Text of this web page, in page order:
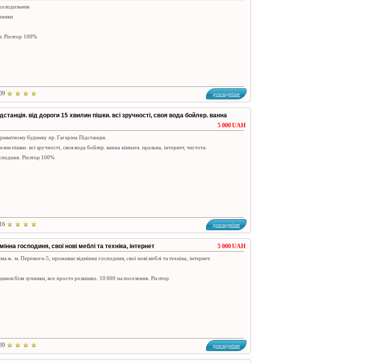
Ріелтор 100%
докладніше
від дороги 15 хвилин пішки. всі зручності, своя вода бойлер. ванна
5 000 UAH
будинку пр. Гагаріна Підстанція.
пішки. всі зручності, своя вода бойлер. ванна кімната. пральна, інтернет, чистота.
Ріелтор 100%
докладніше
господиня, свої нові меблі та техніка, інтернет 5 000 UAH
ж. м. Перемога-5, проживає відмінна господиня, свої нові меблі та техніка, інтернет.
біля зупинки, все просто розкішно. 10 000 на поселення. Рієлтор
докладніше